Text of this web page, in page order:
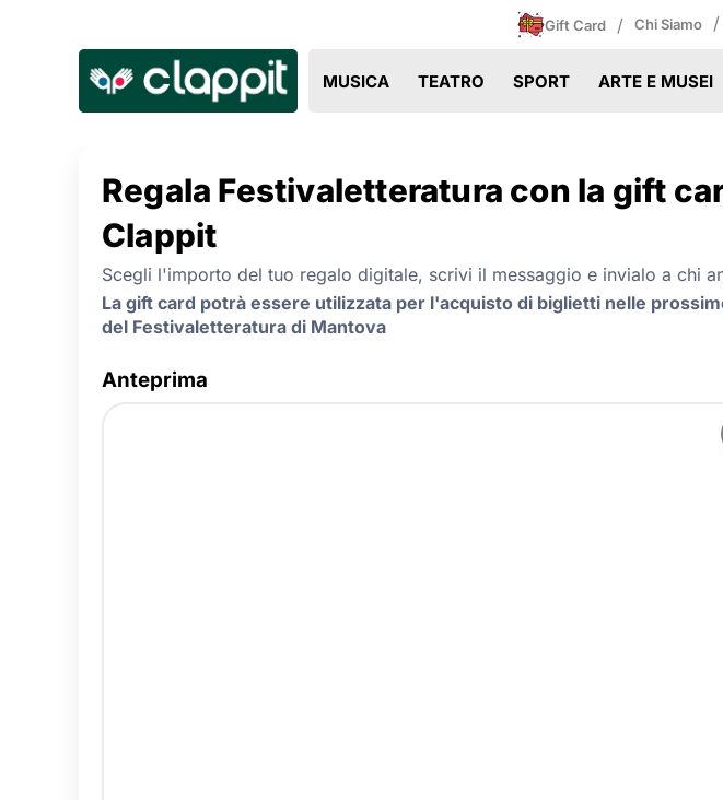
Gift Card / Chi Siamo /
MUSICA TEATRO SPORT ARTE E MUSEI
Regala Festivaletteratura con la gift
Clappit
Scegli l'importo del tuo regalo digitale, scrivi il messaggio e invialo a chi
La gift card potrà essere utilizzata per l'acquisto di biglietti nelle
del Festivaletteratura di Mantova
Anteprima